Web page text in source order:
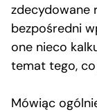
zdecydowane
bezpośredni
one nieco
temat tego,
Mówiąc